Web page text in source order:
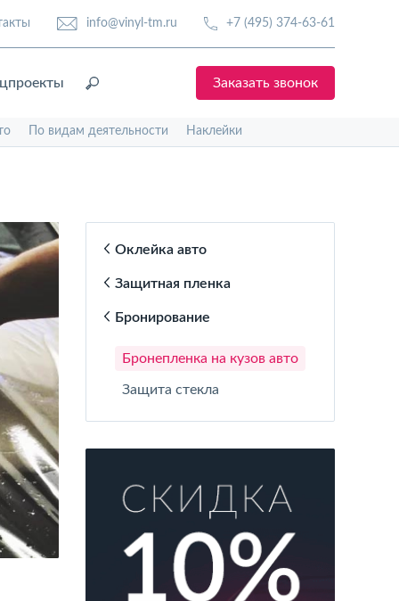
info@vinyl-tm.ru +7 (495) 374-63-61
Заказать звонок
По видам деятельности Наклейки
Оклейка авто
Защитная пленка
Бронирование
Бронепленка на кузов авто
Защита стекла